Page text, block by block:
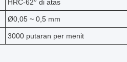
HRC-62° di atas
Ø0,05 ~ 0,5 mm
3000 putaran per menit